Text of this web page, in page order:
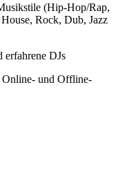
(Hip-Hop/Rap,
Rock, Dub, Jazz
DJs
Online- und Offline-